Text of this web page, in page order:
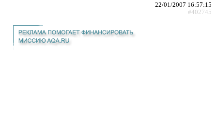
22/01/2007 16:57:15
#402745